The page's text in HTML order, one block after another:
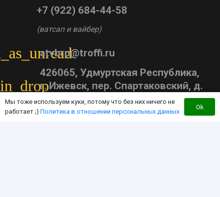
+7 (922) 684-44-58
(ватсап и вайбер)
atvbrp@troffi.ru
426065, Удмуртская Республика,
г. Ижевск, пер. Спартаковский, д.
13
update
Мы тоже используем куки, потому что без них ничего не
работает ;) Политика в отношении персональных данных
Ok